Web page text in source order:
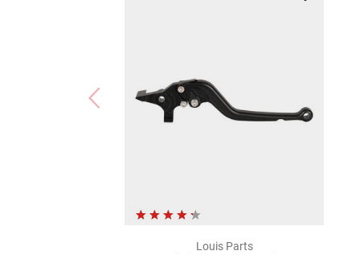
Suzuki GSF 1200 S BANDIT (ABS) (WVCB/S)
Suzuki GSF 1250 SA BANDIT L5/L6 (WVCH/15)
Suzuki GSF 1200 BANDIT (ABS) (WVCB)
Suzuki DL 1050 V-STROM (EURO 5) (WEF0)
Louis Parts